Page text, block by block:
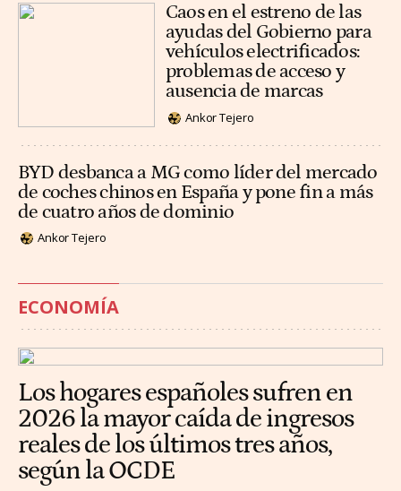
Caos en el estreno de las
ayudas del Gobierno para
vehículos electrificados:
problemas de acceso y
ausencia de marcas
Ankor Tejero
BYD desbanca a MG como líder del mercado
de coches chinos en España y pone fin a más
de cuatro años de dominio
Ankor Tejero
ECONOMÍA
Los hogares españoles sufren en
2026 la mayor caída de ingresos
reales de los últimos tres años,
según la OCDE